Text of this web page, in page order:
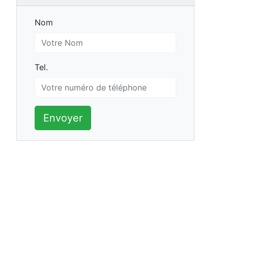
Nom
Nom
Tel.
Tel.
Envoyer